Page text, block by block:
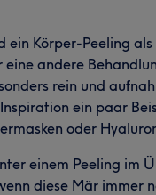
ein Körper-Peeling
eine andere
rein und
ein paar
oder
einem Peeling im
diese Mär immer